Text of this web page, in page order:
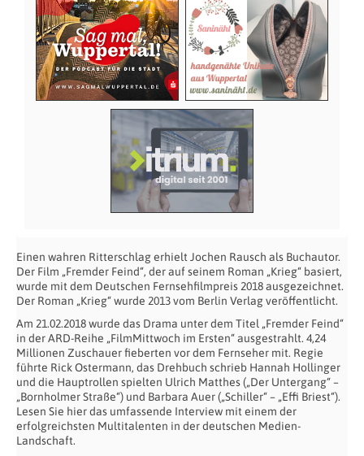
Einen wahren Ritterschlag erhielt Jochen Rausch als Buchautor.
Der Film „Fremder Feind“, der auf seinem Roman „Krieg“ basiert,
wurde mit dem Deutschen Fernsehfilmpreis 2018 ausgezeichnet.
Der Roman „Krieg“ wurde 2013 vom Berlin Verlag veröffentlicht.
Am 21.02.2018 wurde das Drama unter dem Titel „Fremder Feind“
in der ARD-Reihe „FilmMittwoch im Ersten“ ausgestrahlt. 4,24
Millionen Zuschauer fieberten vor dem Fernseher mit. Regie
führte Rick Ostermann, das Drehbuch schrieb Hannah Hollinger
und die Hauptrollen spielten Ulrich Matthes („Der Untergang“ –
„Bornholmer Straße“) und Barbara Auer („Schiller“ – „Effi Briest“).
Lesen Sie hier das umfassende Interview mit einem der
erfolgreichsten Multitalenten in der deutschen Medien-
Landschaft.